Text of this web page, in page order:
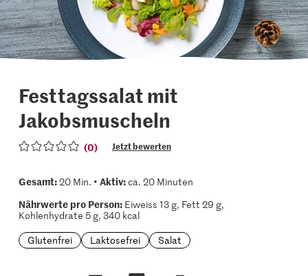
Festtagssalat mit
Jakobsmuscheln
(0) Jetzt bewerten
Gesamt:20 Min. • Aktiv:ca. 20 Minuten
Nährwerte pro Person:Eiweiss 13 g, Fett 29 g,
Kohlenhydrate 5 g, 340 kcal
Glutenfrei
Laktosefrei Salat